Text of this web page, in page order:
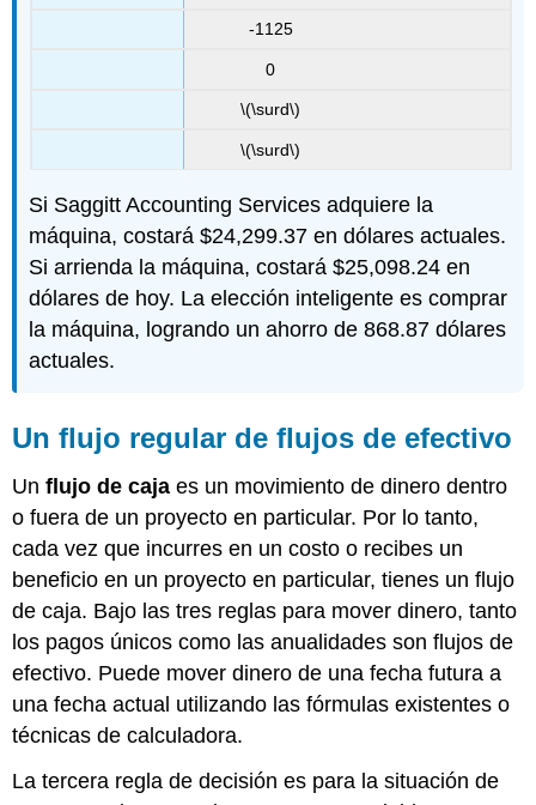
-1125
0
\(\surd\)
\(\surd\)
Si Saggitt Accounting Services adquiere la
máquina, costará $24,299.37 en dólares actuales.
Si arrienda la máquina, costará $25,098.24 en
dólares de hoy. La elección inteligente es comprar
la máquina, logrando un ahorro de 868.87 dólares
actuales.
Un flujo regular de flujos de efectivo
Unflujo de caja es un movimiento de dinero dentro
o fuera de un proyecto en particular. Por lo tanto,
cada vez que incurres en un costo o recibes un
beneficio en un proyecto en particular, tienes un flujo
de caja. Bajo las tres reglas para mover dinero, tanto
los pagos únicos como las anualidades son flujos de
efectivo. Puede mover dinero de una fecha futura a
una fecha actual utilizando las fórmulas existentes o
técnicas de calculadora.
La tercera regla de decisión es para la situación de